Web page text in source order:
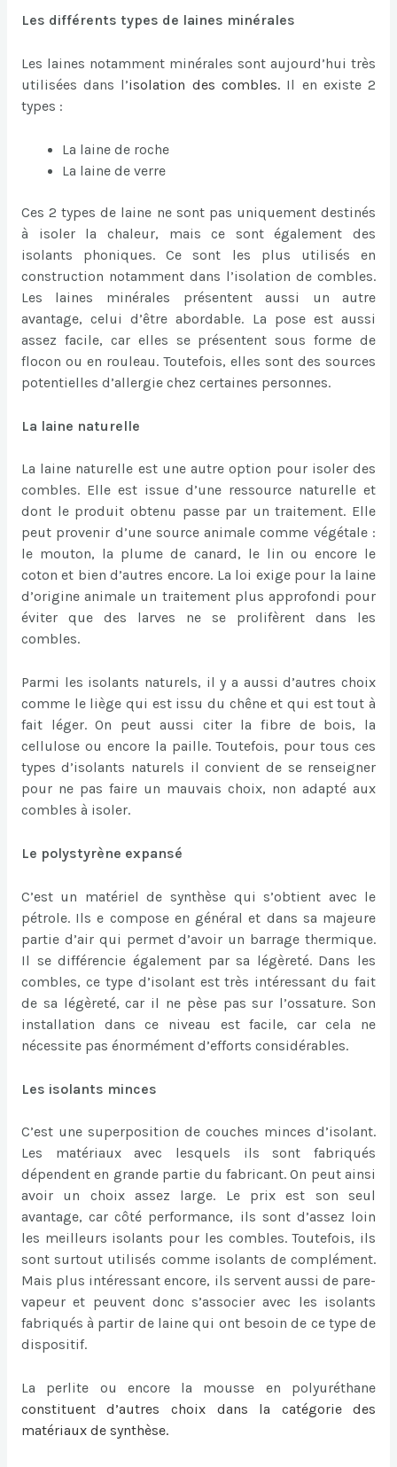
Les différents types de laines minérales
Les laines notamment minérales sont aujourd’hui très
utilisées dans l’isolation des combles. Il en existe 2
types :
La laine de roche
La laine de verre
Ces 2 types de laine ne sont pas uniquement destinés
à isoler la chaleur, mais ce sont également des
isolants phoniques. Ce sont les plus utilisés en
construction notamment dans l’isolation de combles.
Les laines minérales présentent aussi un autre
avantage, celui d’être abordable. La pose est aussi
assez facile, car elles se présentent sous forme de
flocon ou en rouleau. Toutefois, elles sont des sources
potentielles d’allergie chez certaines personnes.
La laine naturelle
La laine naturelle est une autre option pour isoler des
combles. Elle est issue d’une ressource naturelle et
dont le produit obtenu passe par un traitement. Elle
peut provenir d’une source animale comme végétale :
le mouton, la plume de canard, le lin ou encore le
coton et bien d’autres encore. La loi exige pour la laine
d’origine animale un traitement plus approfondi pour
éviter que des larves ne se prolifèrent dans les
combles.
Parmi les isolants naturels, il y a aussi d’autres choix
comme le liège qui est issu du chêne et qui est tout à
fait léger. On peut aussi citer la fibre de bois, la
cellulose ou encore la paille. Toutefois, pour tous ces
types d’isolants naturels il convient de se renseigner
pour ne pas faire un mauvais choix, non adapté aux
combles à isoler.
Le polystyrène expansé
C’est un matériel de synthèse qui s’obtient avec le
pétrole. Ils e compose en général et dans sa majeure
partie d’air qui permet d’avoir un barrage thermique.
Il se différencie également par sa légèreté. Dans les
combles, ce type d’isolant est très intéressant du fait
de sa légèreté, car il ne pèse pas sur l’ossature. Son
installation dans ce niveau est facile, car cela ne
nécessite pas énormément d’efforts considérables.
Les isolants minces
C’est une superposition de couches minces d’isolant.
Les matériaux avec lesquels ils sont fabriqués
dépendent en grande partie du fabricant. On peut ainsi
avoir un choix assez large. Le prix est son seul
avantage, car côté performance, ils sont d’assez loin
les meilleurs isolants pour les combles. Toutefois, ils
sont surtout utilisés comme isolants de complément.
Mais plus intéressant encore, ils servent aussi de pare-
vapeur et peuvent donc s’associer avec les isolants
fabriqués à partir de laine qui ont besoin de ce type de
dispositif.
La perlite ou encore la mousse en polyuréthane
constituent d’autres choix dans la catégorie des
matériaux de synthèse.